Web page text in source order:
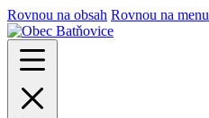
Rovnou na obsah Rovnou na menu